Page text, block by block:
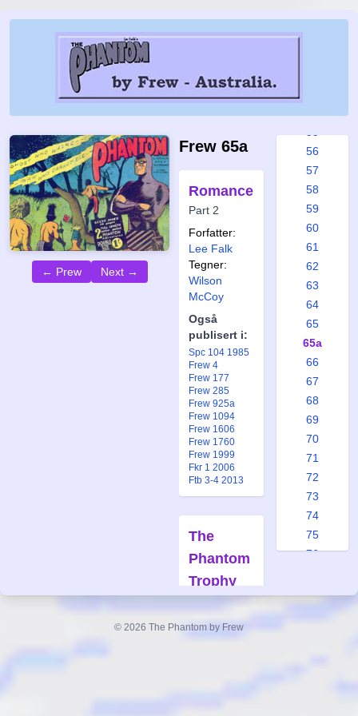
← Prew Next →
Frew 65a
Romance
Part 2
Forfatter:
Lee Falk
Tegner:
Wilson
McCoy
Også
publisert i:
Spc 104 1985
Frew 4
Frew 177
Frew 285
Frew 925a
Frew 1094
Frew 1606
Frew 1760
Frew 1999
Fkr 1 2006
Ftb 3-4 2013
The
Phantom
Trophy
Lee Falk
Tegner:
49
56
57
58
59
60
61
62
63
64
65
65a
66
67
68
69
70
71
72
73
74
75
76
© 2026 The Phantom by Frew